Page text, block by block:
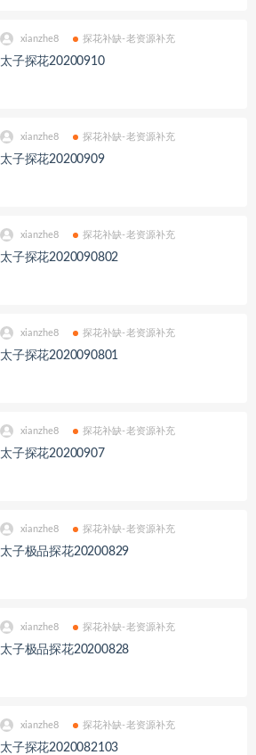
xianzhe8 探花补缺-老资源补充
太子探花20200910
xianzhe8 探花补缺-老资源补充
太子探花20200909
xianzhe8 探花补缺-老资源补充
太子探花2020090802
xianzhe8 探花补缺-老资源补充
太子探花2020090801
xianzhe8 探花补缺-老资源补充
太子探花20200907
xianzhe8 探花补缺-老资源补充
太子极品探花20200829
xianzhe8 探花补缺-老资源补充
太子极品探花20200828
xianzhe8 探花补缺-老资源补充
太子探花2020082103